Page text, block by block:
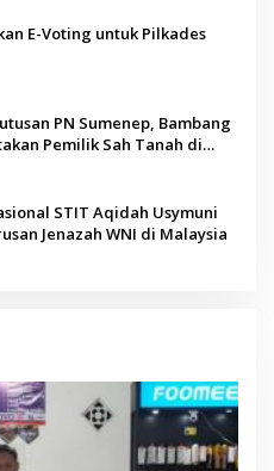
E-Voting untuk Pilkades
PN Sumenep, Bambang
Pemilik Sah Tanah di
STIT Aqidah Usymuni
Jenazah WNI di Malaysia